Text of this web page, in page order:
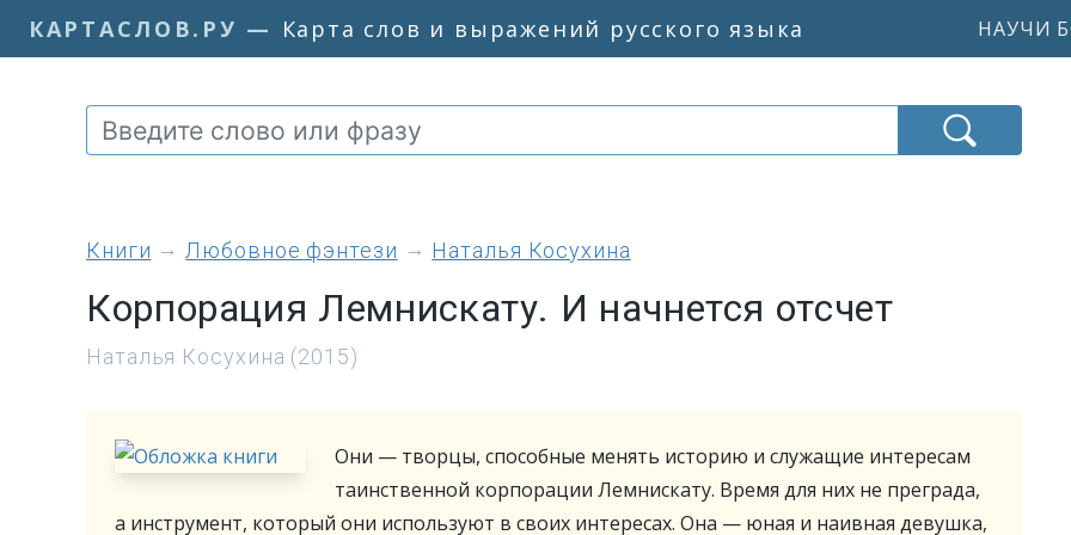
КАРТАСЛОВ.РУ — Карта слов и выражений русского языка НАУЧИ
книги Любовное фэнтези Наталья Косухина
Корпорация Лемнискату. И начнется отсчет
Наталья Косухина (2015)
Они — творцы, способные менять историю и служащие интересам
таинственной корпорации Лемнискату. Время для них не преграда,
а инструмент, который они используют в своих интересах. Она — юная и наивная девушка,